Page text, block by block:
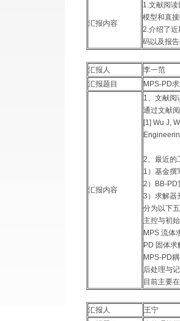
汇报内容
1.文献阅
模型和直
2.介绍了
码以及报
汇报人
李一范
汇报题目
MPS-PD
汇报内容
1、文献阅
通过文献
[1] Wu J,
2、最近的
1）基金撰
2）BB-PD
3）求解器
分为以下
主控与初
MPS 流体
PD 固体
MPS-PD
后处理与
目前主要
汇报人
王宁